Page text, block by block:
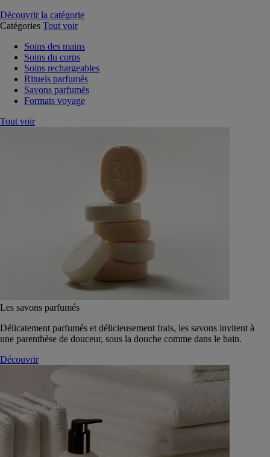
Découvrir la catégorie
Catégories Tout voir
Soins des mains
Soins du corps
Soins rechargeables
Rituels parfumés
Savons parfumés
Formats voyage
Tout voir
Les savons parfumés
Délicatement parfumés et délicieusement frais, les savons invitent à
une parenthèse de douceur, sous la douche comme dans le bain.
Découvrir